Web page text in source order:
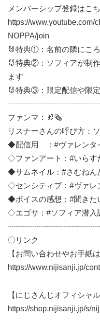
メンバーシップ登録はこ
https://
NOPPA/join
🐰特典①：名前の隣にこ
🐰特典②：ソフィアが制
ます
🐰特典③：限定配信や限
ファンマ：🐰🗞
リスナーさんの呼び方：
◆配信用 ：#ヴァレンタ
◇ファンアート：#いらす
◆サムネイル：#さむねん
◇センシティブ：#ヴァレ
◆ボイスの感想：#聞きた
◇エゴサ：#ソフィア潜入
〇リンク
【お問い合わせやお手紙
https://www.nijisanji.jp/
【にじさんじオフィシャ
https://shop.nijisanji.jp/s/